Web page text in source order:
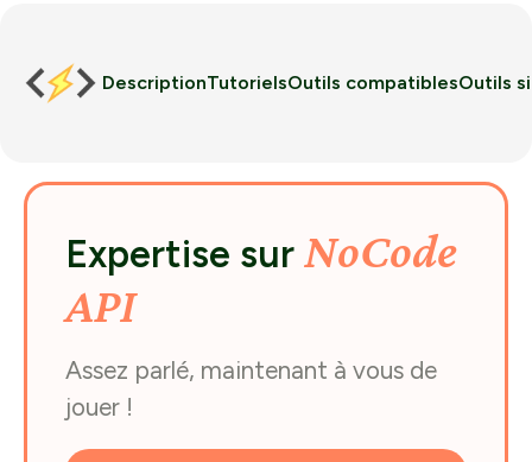
DescriptionTutorielsOutils compatiblesOutils
Expertise sur NoCode
API
Assez parlé, maintenant à vous de
jouer !